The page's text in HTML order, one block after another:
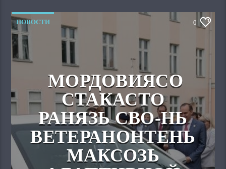
НОВОСТИ 0
МОРДОВИЯСО
СТАКАСТО
РАНЯЗЬ СВО-НЬ
ВЕТЕРАНОНТЕНЬ
МАКСОЗЬ